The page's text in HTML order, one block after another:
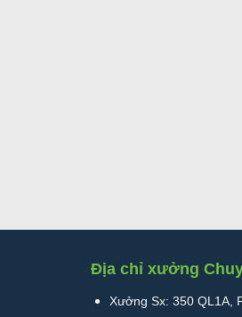
Địa chỉ xưởng
Xưởng Sx: 350 QL1A,